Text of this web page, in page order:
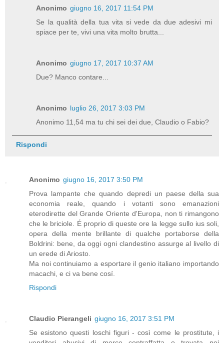
Anonimo giugno 16, 2017 11:54 PM
Se la qualità della tua vita si vede da due adesivi mi
spiace per te, vivi una vita molto brutta...
Anonimo giugno 17, 2017 10:37 AM
Due? Manco contare...
Anonimo luglio 26, 2017 3:03 PM
Anonimo 11,54 ma tu chi sei dei due, Claudio o Fabio?
Rispondi
Anonimo giugno 16, 2017 3:50 PM
Prova lampante che quando depredi un paese della sua
economia reale, quando i votanti sono emanazioni
eterodirette del Grande Oriente d'Europa, non ti rimangono
che le briciole. É proprio di queste ore la legge sullo ius soli,
opera della mente brillante di qualche portaborse della
Boldrini: bene, da oggi ogni clandestino assurge al livello di
un erede di Ariosto.
Ma noi continuiamo a esportare il genio italiano importando
macachi, e ci va bene cosí.
Rispondi
Claudio Pierangeli giugno 16, 2017 3:51 PM
Se esistono questi loschi figuri - così come le prostitute, i